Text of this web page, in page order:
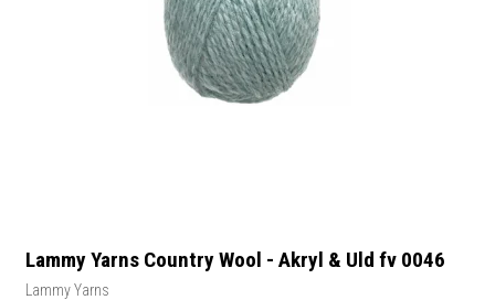
Lammy Yarns Country Wool - Akryl & Uld fv 0046
Lammy Yarns